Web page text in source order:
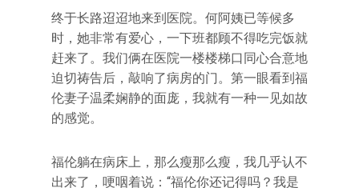
终于长路迢迢地来到医院。何阿姨已等候多
时，她非常有爱心，一下班都顾不得吃完饭就
赶来了。我们俩在医院一楼楼梯口同心合意地
迫切祷告后，敲响了病房的门。第一眼看到福
伦妻子温柔娴静的面庞，我就有一种一见如故
的感觉。
福伦躺在病床上，那么瘦那么瘦，我几乎认不
出来了，哽咽着说：“福伦你还记得吗？我是